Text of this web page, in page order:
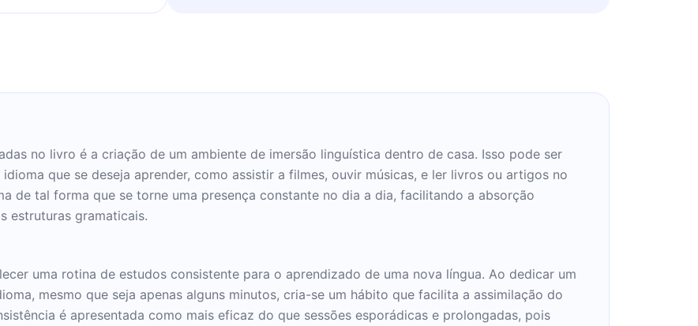
no livro é a criação de um ambiente de imersão linguística dentro de casa. Isso pode ser
que se deseja aprender, como assistir a filmes, ouvir músicas, e ler livros ou artigos no
de tal forma que se torne uma presença constante no dia a dia, facilitando a absorção
estruturas gramaticais.
uma rotina de estudos consistente para o aprendizado de uma nova língua. Ao dedicar um
mesmo que seja apenas alguns minutos, cria-se um hábito que facilita a assimilação do
é apresentada como mais eficaz do que sessões esporádicas e prolongadas, pois